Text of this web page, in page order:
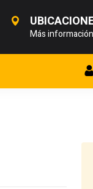
Más información